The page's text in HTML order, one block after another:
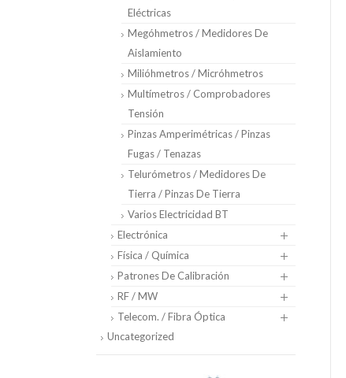
Eléctricas
Megóhmetros / Medidores De
Aislamiento
Milióhmetros / Micróhmetros
Multímetros / Comprobadores
Tensión
Pinzas Amperimétricas / Pinzas
Fugas / Tenazas
Telurómetros / Medidores De
Tierra / Pinzas De Tierra
Varios Electricidad BT
Electrónica
Física / Química
Patrones De Calibración
RF / MW
Telecom. / Fibra Óptica
Uncategorized